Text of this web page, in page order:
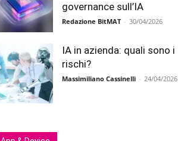
governance sull’IA
Redazione BitMAT - 30/04/2026
IA in azienda: quali sono i
rischi?
Massimiliano Cassinelli - 24/04/2026